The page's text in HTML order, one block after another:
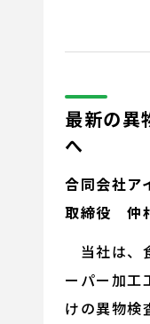
最新の異
へ
合同会社
取締役 仲
当社は、
ーパー加工
けの異物検